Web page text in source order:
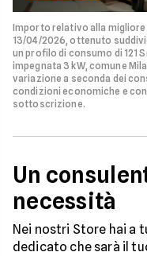
Importo relativo alla
13/04/2026, ottenuto
un profilo di consumo di 121
impegnata 3 kW, comune
variazione a seconda dei
condizioni economiche e
sottoscrizione.
Un
necessità
Nei nostri Store hai a
dedicato che sarà il